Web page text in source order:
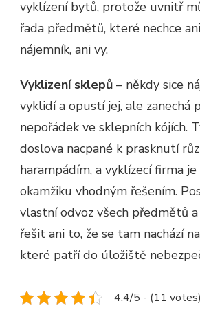
vyklízení bytů, protože uvnitř
řada předmětů, které nechce
nájemník, ani vy.
Vyklizení sklepů – někdy sice
vyklidí a opustí jej, ale zanechá
nepořádek ve sklepních kójích.
doslova nacpané k prasknutí
harampádím, a vyklízecí firma
okamžiku vhodným řešením.
vlastní odvoz všech předmětů
řešit ani to, že se tam nachází
které patří do úložiště
4.4/5 - (11 votes)